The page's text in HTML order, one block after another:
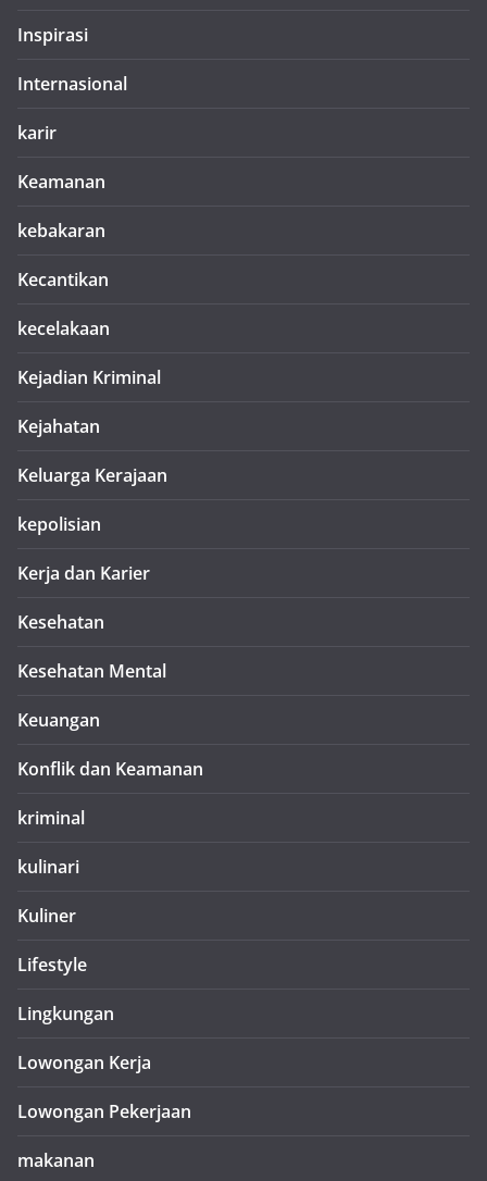
Inspirasi
Internasional
karir
Keamanan
kebakaran
Kecantikan
kecelakaan
Kejadian Kriminal
Kejahatan
Keluarga Kerajaan
kepolisian
Kerja dan Karier
Kesehatan
Kesehatan Mental
Keuangan
Konflik dan Keamanan
kriminal
kulinari
Kuliner
Lifestyle
Lingkungan
Lowongan Kerja
Lowongan Pekerjaan
makanan